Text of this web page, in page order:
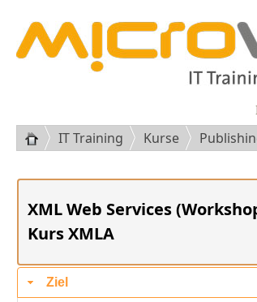
IT Training Kurse
XML Web Services
Kurs XMLA
Ziel